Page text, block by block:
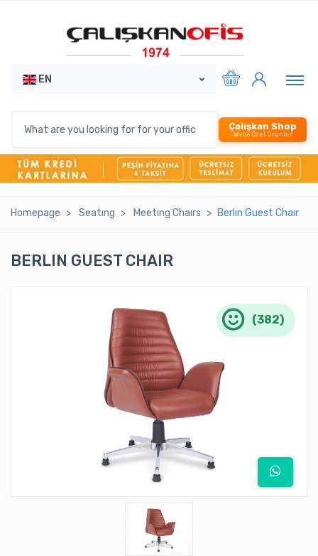
EN
Çalışkan Shop
Webe Özel Ürünler
Homepage Seatıng Meetıng Chaırs Berlın Guest Chaır
BERLIN GUEST CHAIR
(382)